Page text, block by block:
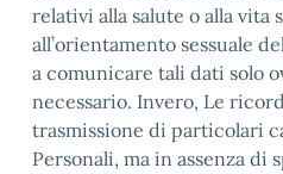
relativi alla salute o alla vita
all’orientamento sessuale
a comunicare tali dati solo
necessario. Invero, Le
trasmissione di particolari
Personali, ma in assenza di